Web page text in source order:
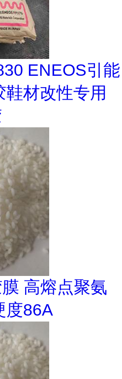
ENEOS引能
材改性专用
高熔点聚氨
度86A